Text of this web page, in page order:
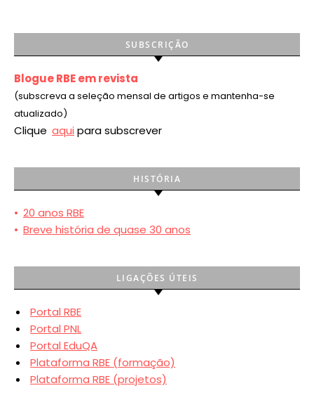
SUBSCRIÇÃO
Blogue RBE em revista
(subscreva a seleção mensal de artigos e mantenha-se
atualizado)
Clique aqui para subscrever
HISTÓRIA
• 20 anos RBE
• Breve história de quase 30 anos
LIGAÇÕES ÚTEIS
Portal RBE
Portal PNL
Portal EduQA
Plataforma RBE (formação)
Plataforma RBE (projetos)